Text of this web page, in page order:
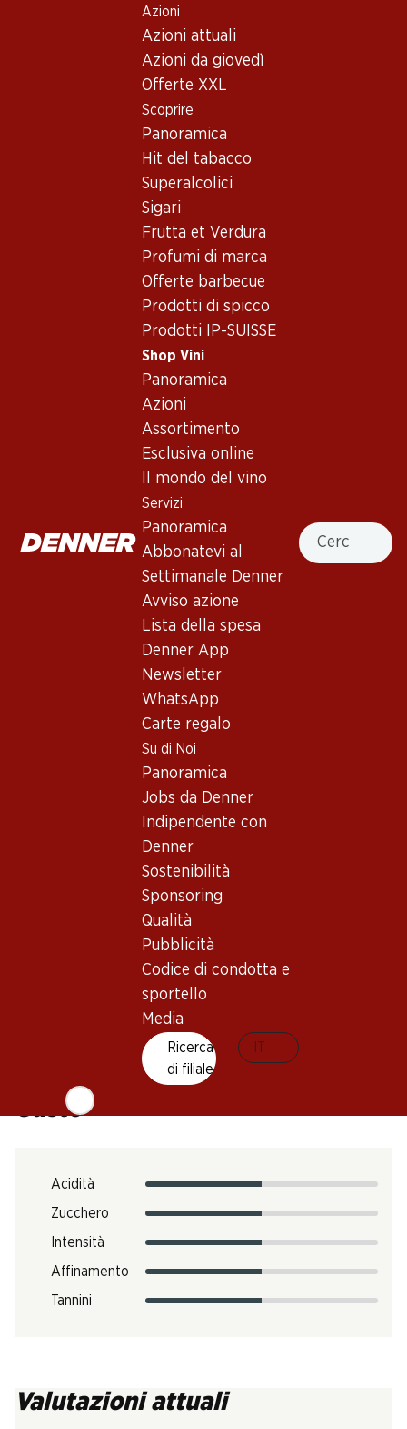
Azioni
Azioni attuali
Azioni da giovedì
Offerte XXL
Scoprire
Panoramica
Hit del tabacco
Superalcolici
Sigari
Frutta et Verdura
Profumi di marca
Offerte barbecue
Prodotti di spicco
Prodotti IP-SUISSE
Shop Vini
Panoramica
Azioni
Assortimento
Esclusiva online
Il mondo del vino
Servizi
Panoramica
Abbonatevi al
Settimanale Denner
Avviso azione
Lista della spesa
Denner App
Newsletter
WhatsApp
Carte regalo
Su di Noi
Panoramica
Jobs da Denner
Indipendente con
Denner
Sostenibilità
Sponsoring
Qualità
Pubblicità
Codice di condotta e
sportello
Media
Ricerca
di filiale
Cercare
Vino/champagne
Bordeaux Château Citran
Château Citran
Francia,Bordeaux, 2009
Rosso rubino carico. Naso intenso di bacche rosse e delicate
vaniglia. Al palato regala tannini ben presenti con un finale
persistente. Invecchiamento di 12 mesi in barrique nuove al
40%. Il vino raggiunge il suo massimo affinamento tra i 2-4
anni e può essere gustato appieno per altri 8 anni.
Buono a sapersi
Vino rosso_old
Maturità di beva
Temperatura di beva
Impronta di CO2
Gusto
Acidità
Zucchero
Intensità
Affinamento
Tannini
Valutazioni attuali